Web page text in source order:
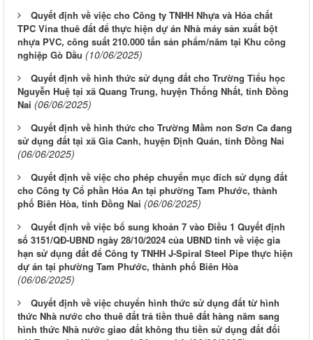
Quyết định về việc cho Công ty TNHH Nhựa và Hóa chất
TPC Vina thuê đất để thực hiện dự án Nhà máy sản xuất bột
nhựa PVC, công suất 210.000 tấn sản phẩm/năm tại Khu công
nghiệp Gò Dầu (10/06/2025)
Quyết định về hình thức sử dụng đất cho Trường Tiểu học
Nguyễn Huệ tại xã Quang Trung, huyện Thống Nhất, tỉnh Đồng
Nai (06/06/2025)
Quyết định về hình thức cho Trường Mầm non Sơn Ca đang
sử dụng đất tại xã Gia Canh, huyện Định Quán, tỉnh Đồng Nai
(06/06/2025)
Quyết định về việc cho phép chuyển mục đích sử dụng đất
cho Công ty Cổ phần Hóa An tại phường Tam Phước, thành
phố Biên Hòa, tỉnh Đồng Nai (06/06/2025)
Quyết định về việc bổ sung khoản 7 vào Điều 1 Quyết định
số 3151/QĐ-UBND ngày 28/10/2024 của UBND tỉnh về việc gia
hạn sử dụng đất để Công ty TNHH J-Spiral Steel Pipe thực hiện
dự án tại phường Tam Phước, thành phố Biên Hòa
(06/06/2025)
Quyết định về việc chuyển hình thức sử dụng đất từ hình
thức Nhà nước cho thuê đất trả tiền thuê đất hàng năm sang
hình thức Nhà nước giao đất không thu tiền sử dụng đất đối